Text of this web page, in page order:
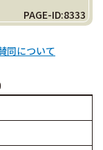
PAGE-ID:8333
同について